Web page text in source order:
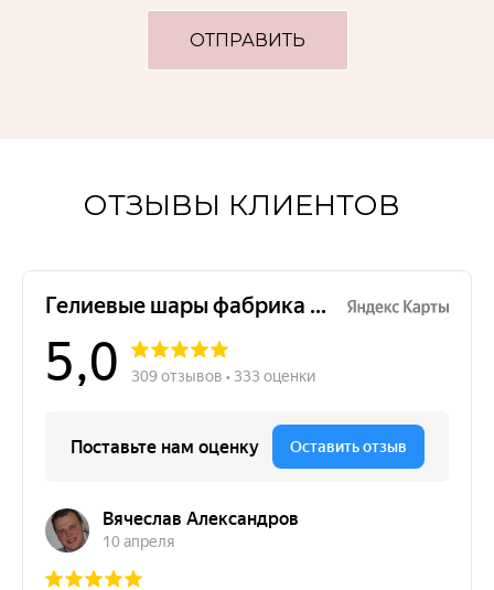
ОТПРАВИТЬ
ОТЗЫВЫ КЛИЕНТОВ